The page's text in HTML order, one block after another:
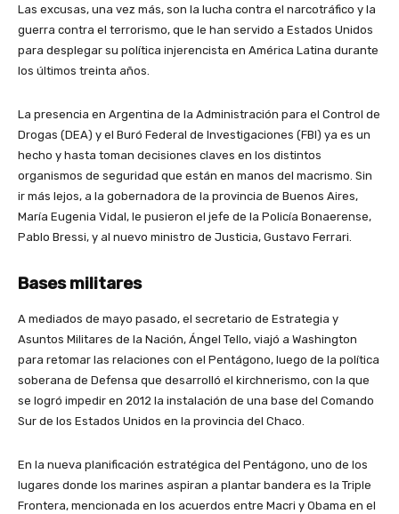
Las excusas, una vez más, son la lucha contra el narcotráfico y la
guerra contra el terrorismo, que le han servido a Estados Unidos
para desplegar su política injerencista en América Latina durante
los últimos treinta años.
La presencia en Argentina de la Administración para el Control de
Drogas (DEA) y el Buró Federal de Investigaciones (FBI) ya es un
hecho y hasta toman decisiones claves en los distintos
organismos de seguridad que están en manos del macrismo. Sin
ir más lejos, a la gobernadora de la provincia de Buenos Aires,
María Eugenia Vidal, le pusieron el jefe de la Policía Bonaerense,
Pablo Bressi, y al nuevo ministro de Justicia, Gustavo Ferrari.
Bases militares
A mediados de mayo pasado, el secretario de Estrategia y
Asuntos Militares de la Nación, Ángel Tello, viajó a Washington
para retomar las relaciones con el Pentágono, luego de la política
soberana de Defensa que desarrolló el kirchnerismo, con la que
se logró impedir en 2012 la instalación de una base del Comando
Sur de los Estados Unidos en la provincia del Chaco.
En la nueva planificación estratégica del Pentágono, uno de los
lugares donde los marines aspiran a plantar bandera es la Triple
Frontera, mencionada en los acuerdos entre Macri y Obama en el